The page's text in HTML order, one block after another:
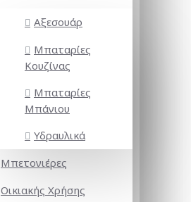
Αξεσουάρ
Μπαταρίες
Κουζίνας
Μπαταρίες
Μπάνιου
Υδραυλικά
Μπετονιέρες
Οικιακής Χρήσης